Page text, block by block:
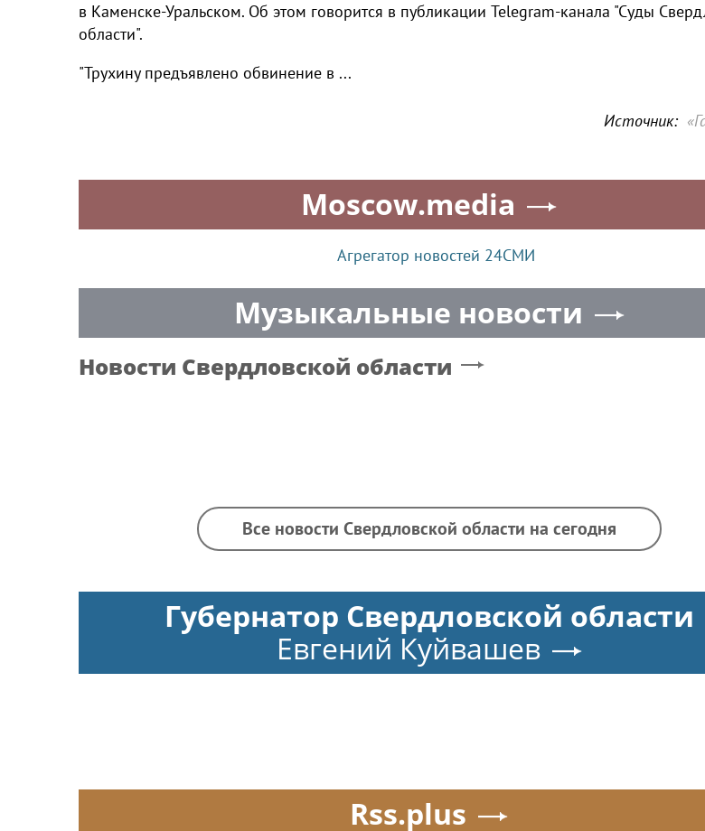
в Каменске-Уральском. Об этом говорится в публикации Telegram-канала "Суды
области".
"Трухину предъявлено обвинение в ...
Источник:
Moscow.media
Агрегатор новостей 24СМИ
Музыкальные новости
Новости Свердловской области
Все новости Свердловской области на сегодня
Губернатор Свердловской области
Евгений Куйвашев
Rss.plus